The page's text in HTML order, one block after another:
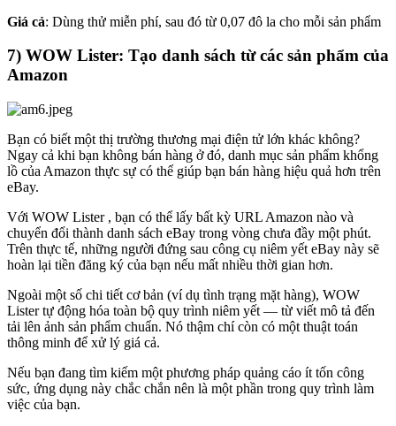
Giá cả: Dùng thử miễn phí, sau đó từ 0,07 đô la cho mỗi sản phẩm
7) WOW Lister: Tạo danh sách từ các sản phẩm của
Amazon
Bạn có biết một thị trường thương mại điện tử lớn khác không?
Ngay cả khi bạn không bán hàng ở đó, danh mục sản phẩm khổng
lồ của Amazon thực sự có thể giúp bạn bán hàng hiệu quả hơn trên
eBay.
Với WOW Lister , bạn có thể lấy bất kỳ URL Amazon nào và
chuyển đổi thành danh sách eBay trong vòng chưa đầy một phút.
Trên thực tế, những người đứng sau công cụ niêm yết eBay này sẽ
hoàn lại tiền đăng ký của bạn nếu mất nhiều thời gian hơn.
Ngoài một số chi tiết cơ bản (ví dụ tình trạng mặt hàng), WOW
Lister tự động hóa toàn bộ quy trình niêm yết — từ viết mô tả đến
tải lên ảnh sản phẩm chuẩn. Nó thậm chí còn có một thuật toán
thông minh để xử lý giá cả.
Nếu bạn đang tìm kiếm một phương pháp quảng cáo ít tốn công
sức, ứng dụng này chắc chắn nên là một phần trong quy trình làm
việc của bạn.